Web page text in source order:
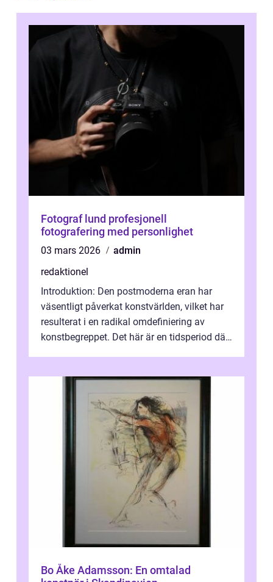
Fotograf lund profesjonell
fotografering med personlighet
03 mars 2026
admin
redaktionel
Introduktion: Den postmoderna eran har
väsentligt påverkat konstvärlden, vilket har
resulterat i en radikal omdefiniering av
konstbegreppet. Det här är en tidsperiod där
Bo Åke Adamsson: En omtalad